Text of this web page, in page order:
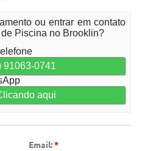
ou entrar em contato
Piscina no Brooklin?
91063-0741
aqui
Email:*